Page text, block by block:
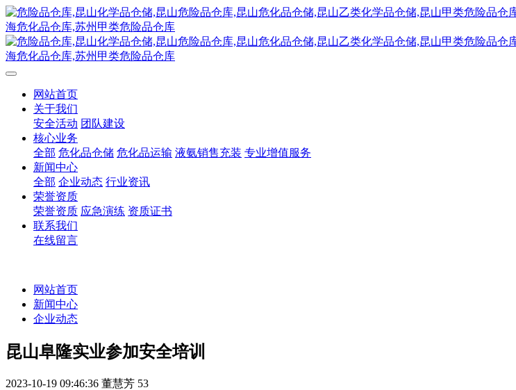
网站首页
关于我们
安全活动 团队建设
核心业务
全部 危化品仓储 危化品运输 液氨销售充装 专业增值服务
新闻中心
全部 企业动态 行业资讯
荣誉资质
荣誉资质 应急演练 资质证书
联系我们
在线留言
网站首页
新闻中心
企业动态
昆山阜隆实业参加安全培训
2023-10-19 09:46:36 董慧芳 53